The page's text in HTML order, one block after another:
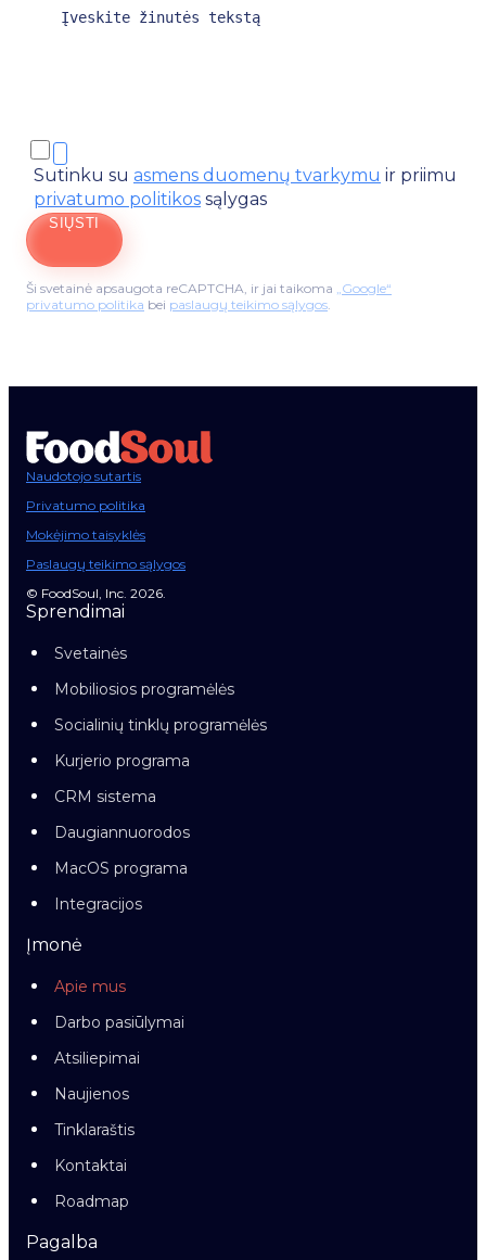
Sutinku su asmens duomenų tvarkymu ir priimu
privatumo politikos sąlygas
SIŲSTI
Ši svetainė apsaugota reCAPTCHA, ir jai taikoma
„Google“
privatumo politika bei paslaugų teikimo sąlygos
Naudotojo sutartis
Privatumo politika
Mokėjimo taisyklės
Paslaugų teikimo sąlygos
© FoodSoul, Inc. 2026.
Sprendimai
Svetainės
Mobiliosios programėlės
Socialinių tinklų programėlės
Kurjerio programa
CRM sistema
Daugiannuorodos
MacOS programa
Integracijos
Įmonė
Apie mus
Darbo pasiūlymai
Atsiliepimai
Naujienos
Tinklaraštis
Kontaktai
Roadmap
Pagalba